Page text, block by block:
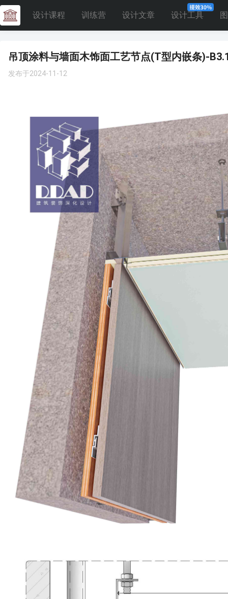
设计课程 训练营 设计文章 设计工具
吊顶涂料与墙面木饰面工艺节点(T型内嵌条)-
发布于2024-11-12